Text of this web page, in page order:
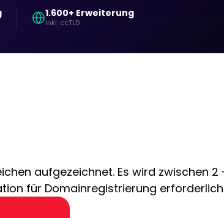
1.600+ Erweiterung
inkl. ccTLD
aufgezeichnet. Es wird zwischen 2
für Domainregistrierung erforderlich